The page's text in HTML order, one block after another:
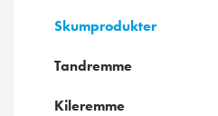
Skumprodukter
Tandremme
Kileremme